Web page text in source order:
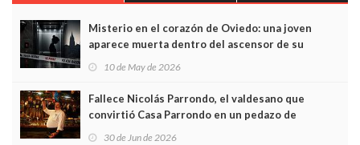
Misterio en el corazón de Oviedo: una joven
aparece muerta dentro del ascensor de su
edificio y las cámaras captan sus últimos minutos
10 de May de 2026
Fallece Nicolás Parrondo, el valdesano que
convirtió Casa Parrondo en un pedazo de
Asturias en Madrid
30 de Jun de 2026